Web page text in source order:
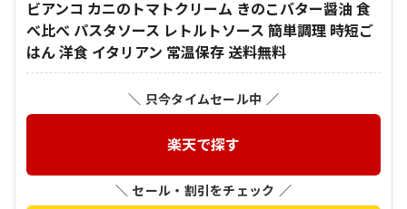
ビアンコ カニのトマトクリーム きのこバター醤油 食
べ比べ パスタソース レトルトソース 簡単調理 時短ご
はん 洋食 イタリアン 常温保存 送料無料
＼ 只今タイムセール中 ／
楽天で探す
＼ セール・割引をチェック ／